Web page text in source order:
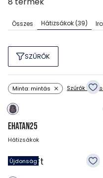
Összes Hátizsákok(39)
SZŰRŐK
Minta: mintás Szűrők
EHATAN25
Hátizsákok
18 990Ft
Újdonság